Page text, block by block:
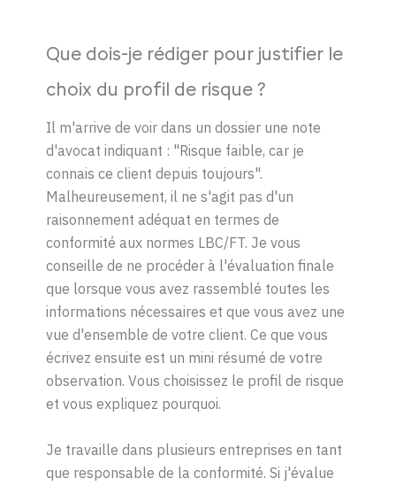
Que dois-je rédiger pour justifier le
choix du profil de risque ?
Il m'arrive de voir dans un dossier une note
d'avocat indiquant : "Risque faible, car je
connais ce client depuis toujours".
Malheureusement, il ne s'agit pas d'un
raisonnement adéquat en termes de
conformité aux normes LBC/FT. Je vous
conseille de ne procéder à l'évaluation finale
que lorsque vous avez rassemblé toutes les
informations nécessaires et que vous avez une
vue d'ensemble de votre client. Ce que vous
écrivez ensuite est un mini résumé de votre
observation. Vous choisissez le profil de risque
et vous expliquez pourquoi.
Je travaille dans plusieurs entreprises en tant
que responsable de la conformité. Si j'évalue